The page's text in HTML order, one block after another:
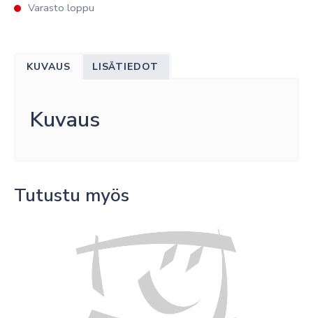
Varasto loppu
KUVAUS LISÄTIEDOT
Kuvaus
Tutustu myös